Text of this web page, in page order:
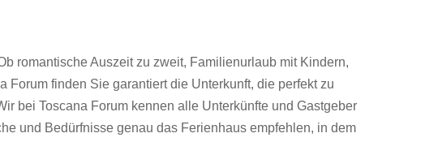
romantische Auszeit zu zweit, Familienurlaub mit Kindern,
Forum finden Sie garantiert die Unterkunft, die perfekt zu
bei Toscana Forum kennen alle Unterkünfte und Gastgeber
und Bedürfnisse genau das Ferienhaus empfehlen, in dem